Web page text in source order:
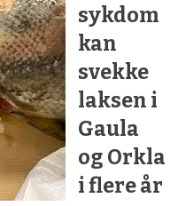
sykdom
kan
svekke
laksen i
Gaula
og Orkla
i flere år